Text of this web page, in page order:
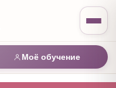
Моё обучение